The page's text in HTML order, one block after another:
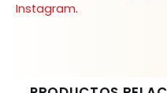
Instagram.